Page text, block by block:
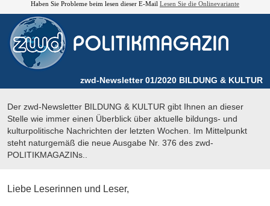
Haben Sie Probleme beim lesen dieser E-Mail Lesen Sie die Onlinevariante
zwd-Newsletter 01/2020 BILDUNG & KULTUR
Der zwd-Newsletter BILDUNG & KULTUR gibt Ihnen an dieser
Stelle wie immer einen Überblick über aktuelle bildungs- und
kulturpolitische Nachrichten der letzten Wochen. Im Mittelpunkt
steht naturgemäß die neue Ausgabe Nr. 376 des zwd-
POLITIKMAGAZINs..
Liebe Leserinnen und Leser,